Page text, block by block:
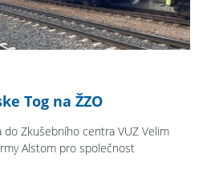
Tog na ŽZO
do Zkušebního centra VUZ Velim
Alstom pro společnost